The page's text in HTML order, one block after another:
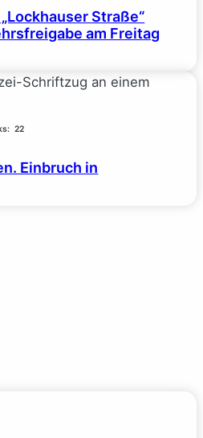
Straße“
am Freitag
22
Einbruch in